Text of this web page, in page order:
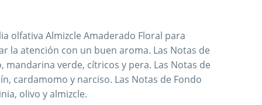
olfativa Almizcle Amaderado Floral para
la atención con un buen aroma. Las Notas de
mandarina verde, cítricos y pera. Las Notas de
cardamomo y narciso. Las Notas de Fondo
olivo y almizcle.